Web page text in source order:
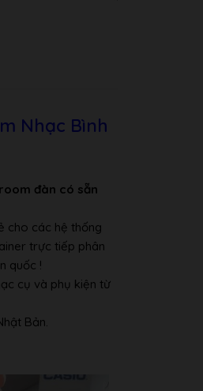
Nhạc Bình
đàn có sẵn
cho các hệ thống
trực tiếp phân
quốc !
cụ và phụ kiện từ
Bản.